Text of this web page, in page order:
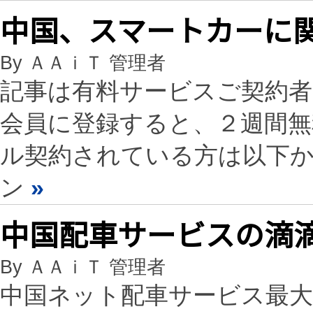
中国、スマートカーに
By ＡＡｉＴ 管理者
記事は有料サービスご契約
会員に登録すると、２週間
ル契約されている方は以下
ン »
中国配車サービスの
By ＡＡｉＴ 管理者
中国ネット配車サービス最